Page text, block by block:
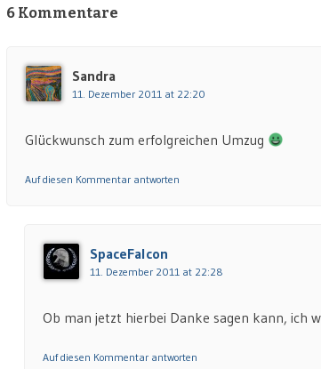
6 Kommentare
Sandra
11. Dezember 2011 at 22:20
Glückwunsch zum erfolgreichen Umzug
Auf diesen Kommentar antworten
SpaceFalcon
11. Dezember 2011 at 22:28
Ob man jetzt hierbei Danke sagen kann, ich
Auf diesen Kommentar antworten